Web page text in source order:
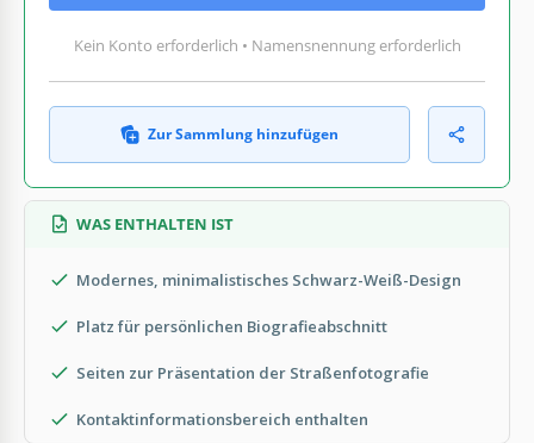
Kein Konto erforderlich • Namensnennung erforderlich
Zur Sammlung hinzufügen
WAS ENTHALTEN IST
Modernes, minimalistisches Schwarz-Weiß-Design
Platz für persönlichen Biografieabschnitt
Seiten zur Präsentation der Straßenfotografie
Kontaktinformationsbereich enthalten